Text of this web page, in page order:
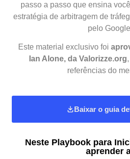
passo a passo que ensina
estratégia de arbitragem de
pelo
Este material exclusivo foi
Ian Alone, da Valorizze.org
referências do
Baixar o guia
Neste Playbook para
aprender